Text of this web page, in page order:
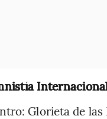
Glorieta de las